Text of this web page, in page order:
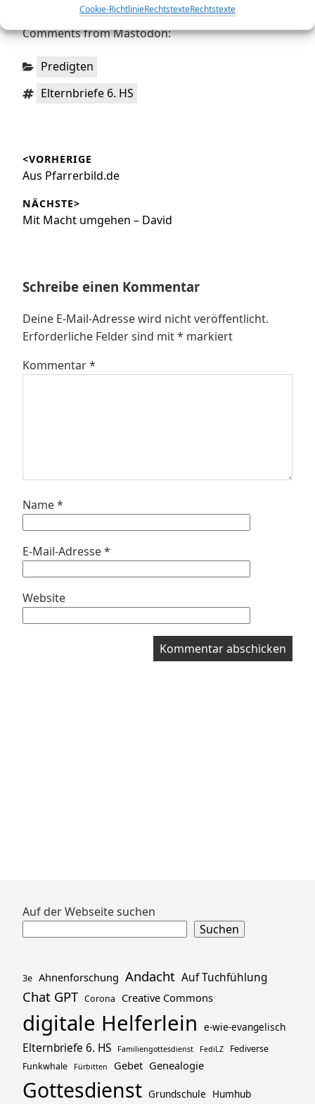
Cookie-RichtlinieRechtstexteRechtstexte
Comments from Mastodon:
Kategorien:
Predigten
Schlagwörter:
Elternbriefe 6. HS
<VORHERIGE
Vorheriger
Aus Pfarrerbild.de
NÄCHSTE>
Nächster
Mit Macht umgehen – David
Schreibe einen Kommentar
Deine E-Mail-Adresse wird nicht veröffentlicht.
Erforderliche Felder sind mit* markiert
Kommentar*
Name*
E-Mail-Adresse*
Website
Zum
Auf der Webseite suchen
Suchen
3e Ahnenforschung Andacht Auf Tuchfühlung
Chat GPT Corona Creative Commons
digitale Helferlein e-wie-evangelisch
Elternbriefe 6. HS Familiengottesdienst FediLZ
Fediverse
Funkwhale
Fürbitten Gebet Genealogie
Gottesdienst Grundschule Humhub